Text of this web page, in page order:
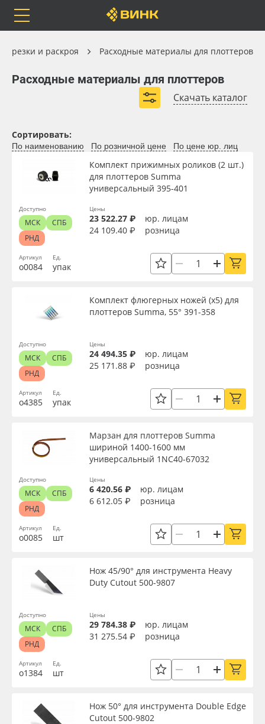
Orafol
Бренды
Доставка
Оплата
Сервис
Контакты
Блог
Избранное
8 800 550 7888
Москва
Рулонные материалы
Самоклеящиеся плёнки
Листовые материалы
Чернила
Клей, скотчи и крепёж
Мобильные конструкции и POS-материалы
Сублимация и термотрансфер
Светотехника
Упаковочные материалы
Оборудование и инструмент
Новинки ассортимента
Orajet 3640
ПЭТ листовой
ПЭТ бэклит
Вспененный ПВХ
резки и раскроя Расходные материалы для плоттеров
Расходные материалы для плоттеров
Скачать каталог
Станки для резки и раскроя
Расходные материалы для плоттеров
Расходные материалы и ножи Summa
Упаковка
Страна происхождения
Производитель
Торговая марка
Серия
Сбросить фильтр
Сортировать:
По наименованию По розничной цене По цене юр. лиц
Артикул
о0084
Комплект прижимных роликов (2 шт.)
для плоттеров Summa
универсальный 395-401
Ед.
упак
Цены
23 522.27 ₽
юр. лицам
24 109.40 ₽
розница
Доступно
МСК
СПБ
РНД
Артикул
о4385
Комплект флюгерных ножей (x5) для
плоттеров Summa, 55° 391-358
Ед.
упак
Цены
24 494.35 ₽
юр. лицам
25 171.88 ₽
розница
Доступно
МСК
СПБ
РНД
Артикул
о0085
Марзан для плоттеров Summa
шириной 1400-1600 мм
универсальный 1NC40-67032
Ед.
шт
Цены
6 420.56 ₽
юр. лицам
6 612.05 ₽
розница
Доступно
МСК
СПБ
РНД
Артикул
о1384
Нож 45/90° для инструмента Heavy
Duty Cutout 500-9807
Ед.
шт
Цены
29 784.38 ₽
юр. лицам
31 275.54 ₽
розница
Доступно
МСК
СПБ
РНД
Нож 50° для инструмента Double Edge
Cutout 500-9802